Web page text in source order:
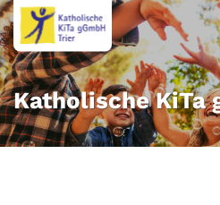
Zum Inhalt springen
Katholische KiTa